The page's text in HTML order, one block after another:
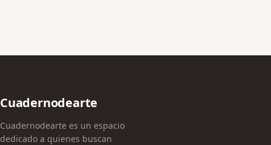
Cuadernodearte
Cuadernodearte es un espacio
dedicado a quienes buscan